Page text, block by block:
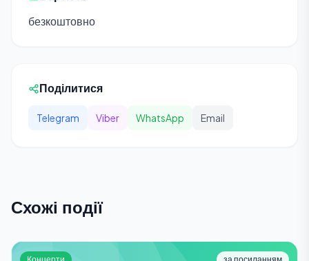
безкоштовно
Поділитися
Telegram Viber WhatsApp Email
Схожі події